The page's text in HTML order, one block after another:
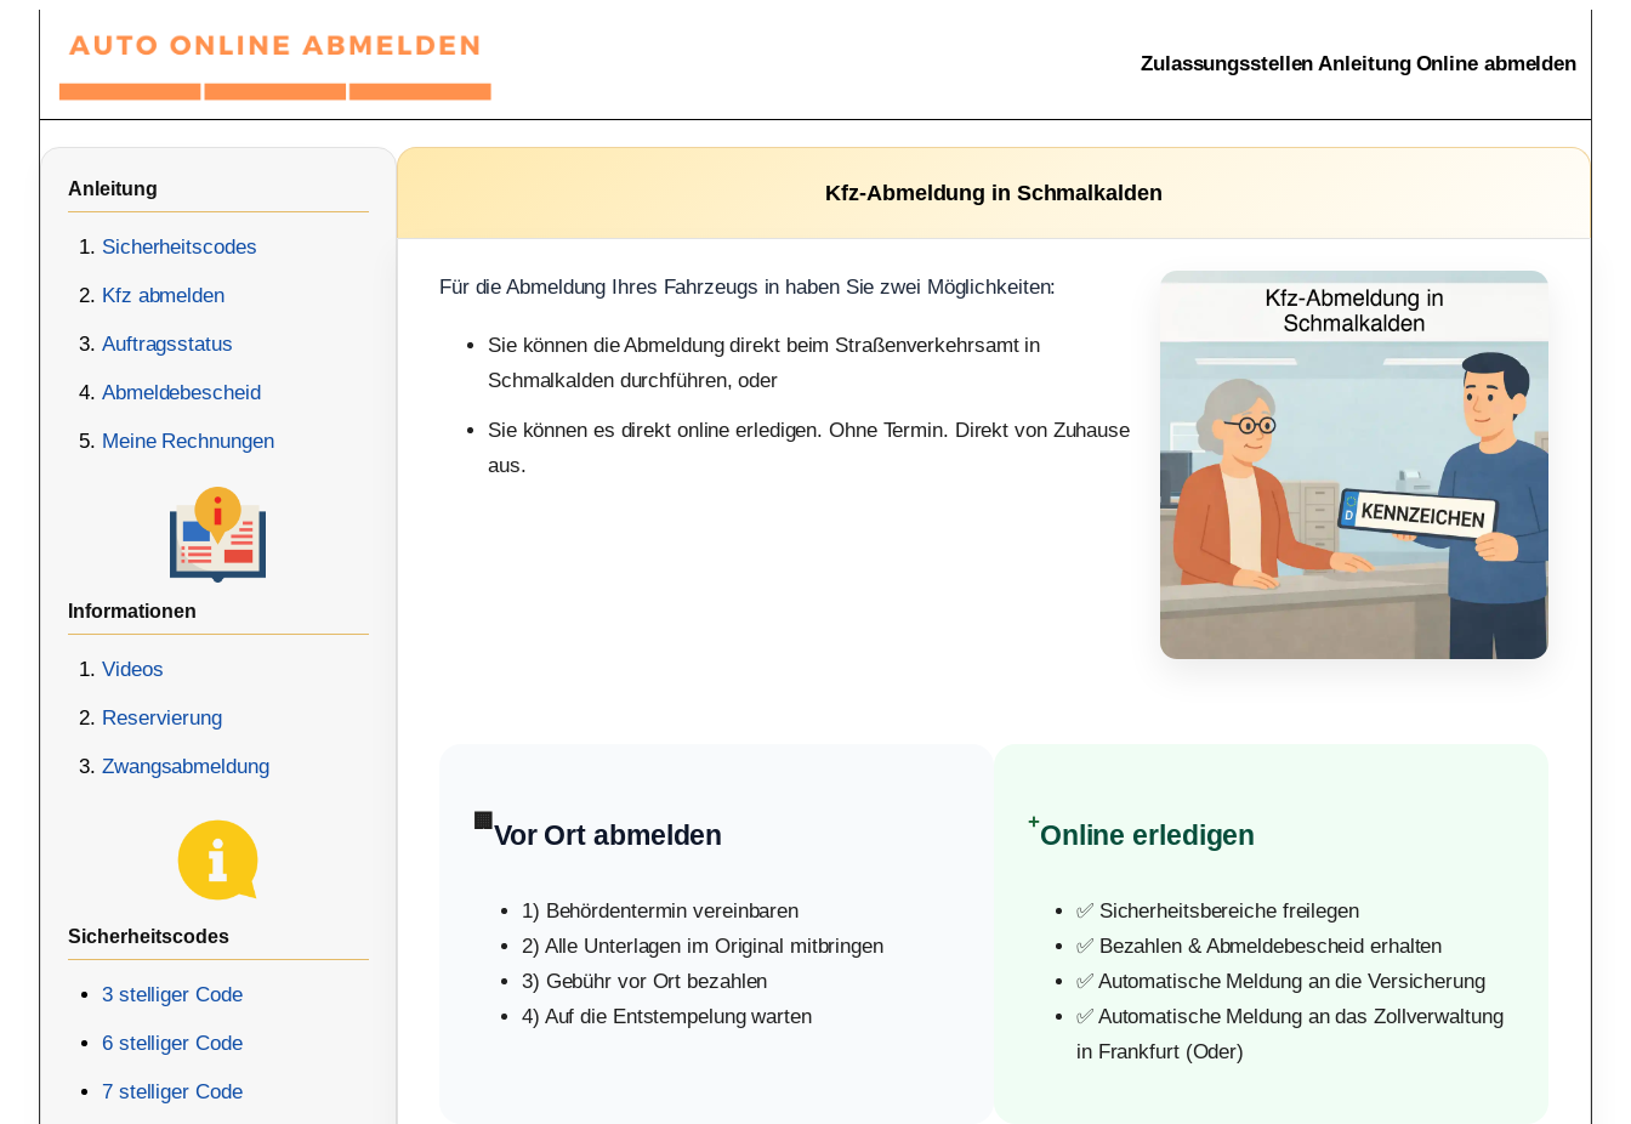
springen
Zulassungsstellen Anleitung Online abmelden
Anleitung
Sicherheitscodes
Kfz abmelden
Auftragsstatus
Abmeldebescheid
Meine Rechnungen
Informationen
Videos
Reservierung
Zwangsabmeldung
Sicherheitscodes
3 stelliger Code
6 stelliger Code
7 stelliger Code
Kfz-Abmeldung in Schmalkalden
Für die Abmeldung Ihres Fahrzeugs in haben Sie zwei Möglichkeiten:
Sie können die Abmeldung direkt beim Straßenverkehrsamt in
Schmalkalden durchführen, oder
Sie können es direkt online erledigen. Ohne Termin. Direkt von Zuhause
aus.
🏢 Vor Ort abmelden
1) Behördentermin vereinbaren
2) Alle Unterlagen im Original mitbringen
3) Gebühr vor Ort bezahlen
4) Auf die Entstempelung warten
+Online erledigen
✅ Sicherheitsbereiche freilegen
✅ Bezahlen & Abmeldebescheid erhalten
✅ Automatische Meldung an die Versicherung
✅ Automatische Meldung an das Zollverwaltung
in Frankfurt (Oder)